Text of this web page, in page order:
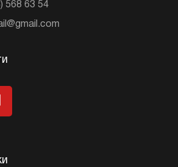
568 63 54